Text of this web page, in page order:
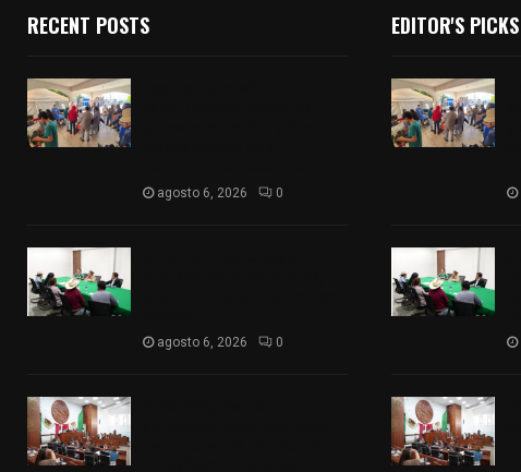
RECENT POSTS
agosto 6, 2026 0
agosto 6, 2026 0
EDITOR'S PICKS